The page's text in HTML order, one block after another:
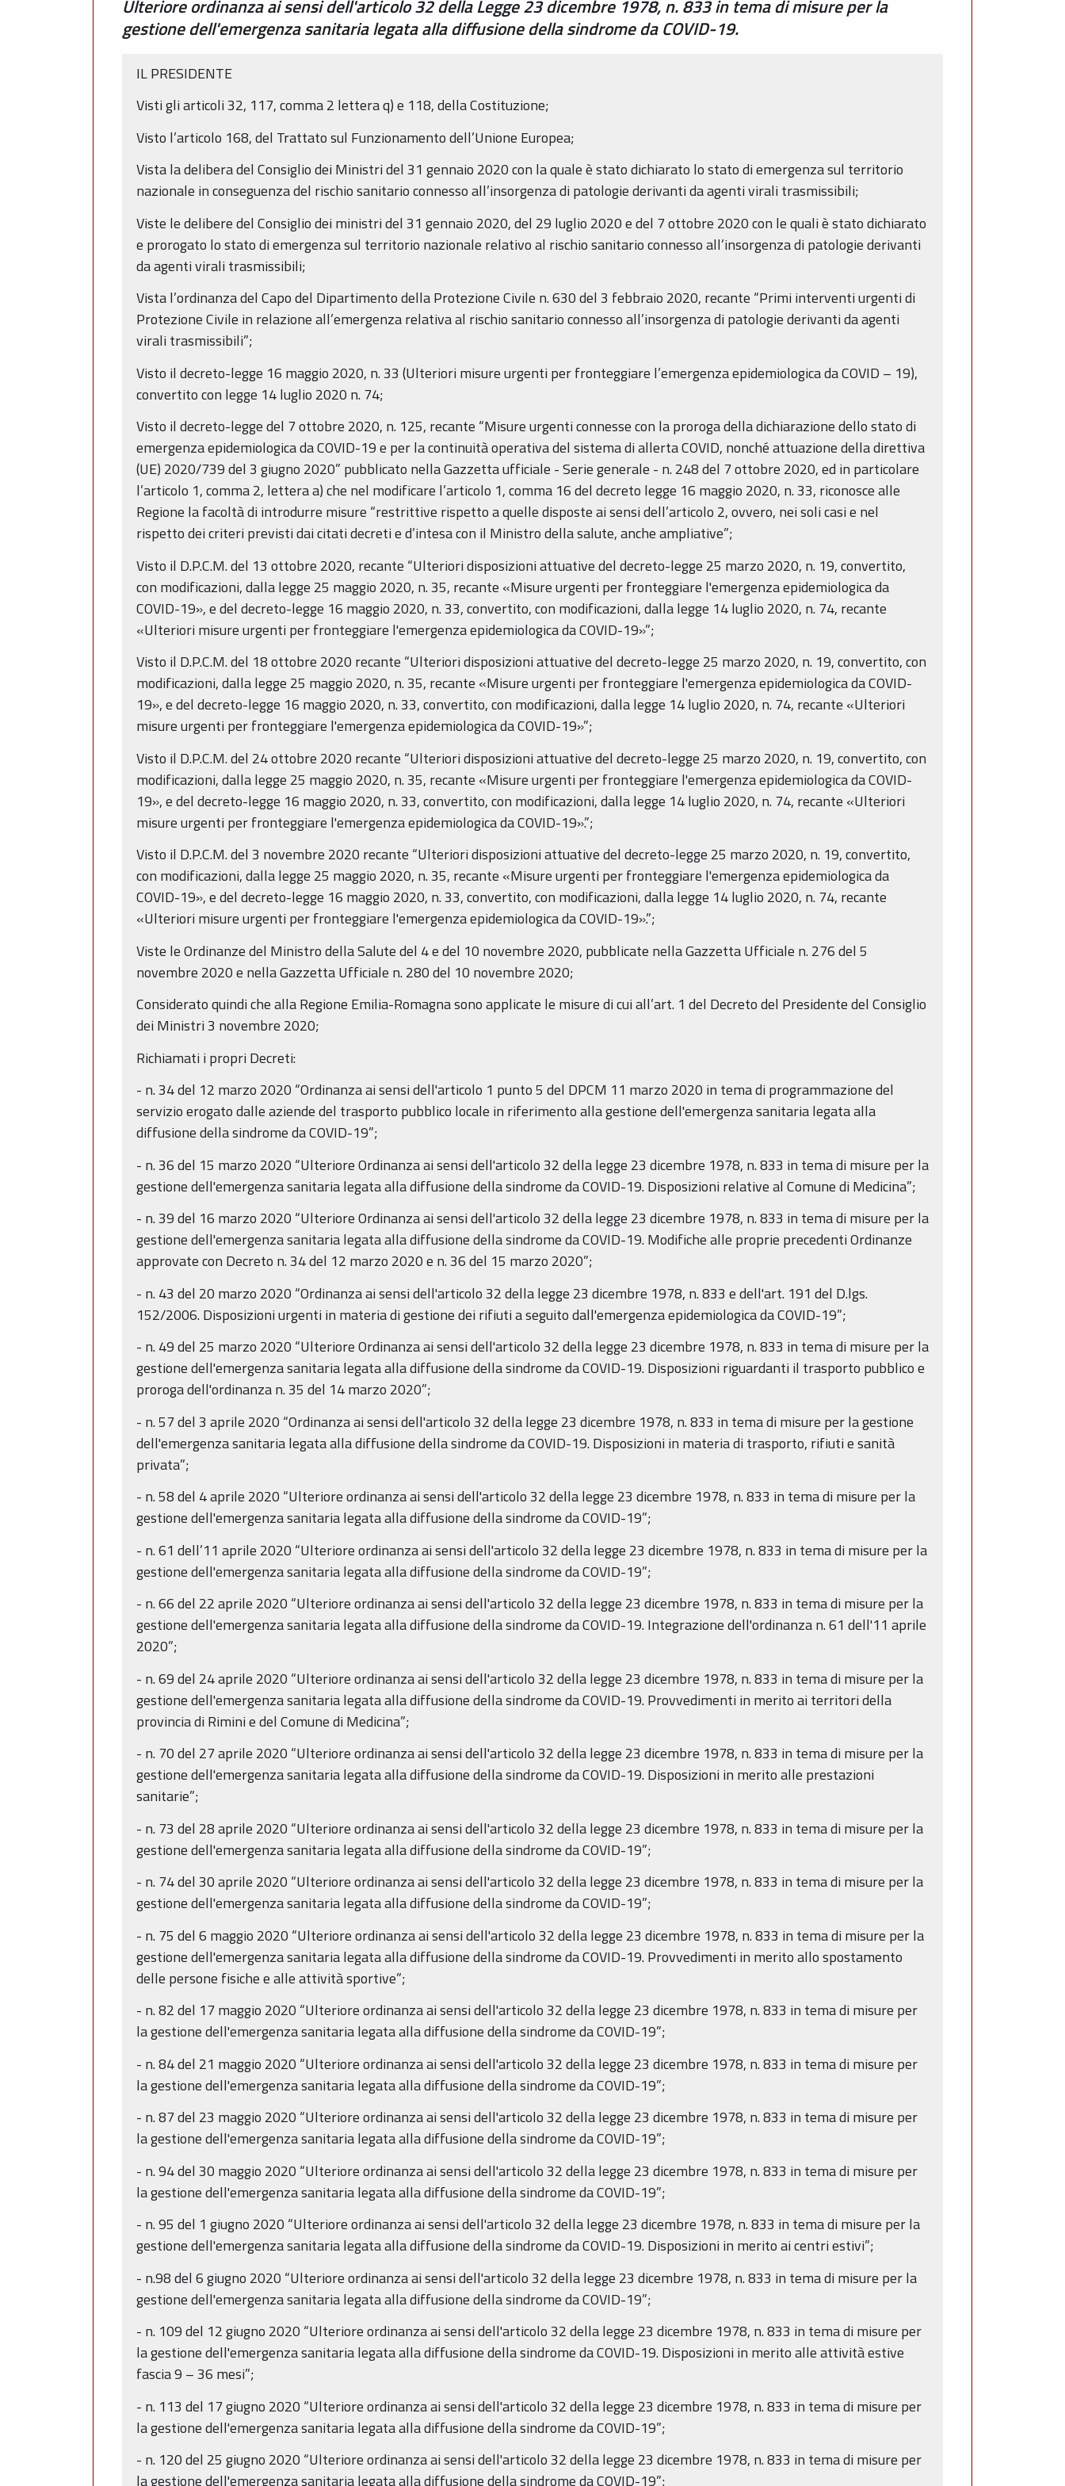
Ulteriore ordinanza ai sensi dell'articolo 32 della Legge 23 dicembre 1978, n. 833 in tema di misure per la
gestione dell'emergenza sanitaria legata alla diffusione della sindrome da COVID-19.
IL PRESIDENTE
Visti gli articoli 32, 117, comma 2 lettera q) e 118, della Costituzione;
Visto l’articolo 168, del Trattato sul Funzionamento dell’Unione Europea;
Vista la delibera del Consiglio dei Ministri del 31 gennaio 2020 con la quale è stato dichiarato lo stato di emergenza sul territorio
nazionale in conseguenza del rischio sanitario connesso all’insorgenza di patologie derivanti da agenti virali trasmissibili;
Viste le delibere del Consiglio dei ministri del 31 gennaio 2020, del 29 luglio 2020 e del 7 ottobre 2020 con le quali è stato dichiarato
e prorogato lo stato di emergenza sul territorio nazionale relativo al rischio sanitario connesso all’insorgenza di patologie derivanti
da agenti virali trasmissibili;
Vista l’ordinanza del Capo del Dipartimento della Protezione Civile n. 630 del 3 febbraio 2020, recante “Primi interventi urgenti di
Protezione Civile in relazione all’emergenza relativa al rischio sanitario connesso all’insorgenza di patologie derivanti da agenti
virali trasmissibili”;
Visto il decreto-legge 16 maggio 2020, n. 33 (Ulteriori misure urgenti per fronteggiare l’emergenza epidemiologica da COVID – 19),
convertito con legge 14 luglio 2020 n. 74;
Visto il decreto-legge del 7 ottobre 2020, n. 125, recante “Misure urgenti connesse con la proroga della dichiarazione dello stato di
emergenza epidemiologica da COVID-19 e per la continuità operativa del sistema di allerta COVID, nonché attuazione della direttiva
(UE) 2020/739 del 3 giugno 2020” pubblicato nella Gazzetta ufficiale - Serie generale - n. 248 del 7 ottobre 2020, ed in particolare
l’articolo 1, comma 2, lettera a) che nel modificare l’articolo 1, comma 16 del decreto legge 16 maggio 2020, n. 33, riconosce alle
Regione la facoltà di introdurre misure “restrittive rispetto a quelle disposte ai sensi dell’articolo 2, ovvero, nei soli casi e nel
rispetto dei criteri previsti dai citati decreti e d’intesa con il Ministro della salute, anche ampliative”;
Visto il D.P.C.M. del 13 ottobre 2020, recante “Ulteriori disposizioni attuative del decreto-legge 25 marzo 2020, n. 19, convertito,
con modificazioni, dalla legge 25 maggio 2020, n. 35, recante «Misure urgenti per fronteggiare l'emergenza epidemiologica da
COVID-19», e del decreto-legge 16 maggio 2020, n. 33, convertito, con modificazioni, dalla legge 14 luglio 2020, n. 74, recante
«Ulteriori misure urgenti per fronteggiare l'emergenza epidemiologica da COVID-19»”;
Visto il D.P.C.M. del 18 ottobre 2020 recante “Ulteriori disposizioni attuative del decreto-legge 25 marzo 2020, n. 19, convertito, con
modificazioni, dalla legge 25 maggio 2020, n. 35, recante «Misure urgenti per fronteggiare l'emergenza epidemiologica da COVID-
19», e del decreto-legge 16 maggio 2020, n. 33, convertito, con modificazioni, dalla legge 14 luglio 2020, n. 74, recante «Ulteriori
misure urgenti per fronteggiare l'emergenza epidemiologica da COVID-19»”;
Visto il D.P.C.M. del 24 ottobre 2020 recante “Ulteriori disposizioni attuative del decreto-legge 25 marzo 2020, n. 19, convertito, con
modificazioni, dalla legge 25 maggio 2020, n. 35, recante «Misure urgenti per fronteggiare l'emergenza epidemiologica da COVID-
19», e del decreto-legge 16 maggio 2020, n. 33, convertito, con modificazioni, dalla legge 14 luglio 2020, n. 74, recante «Ulteriori
misure urgenti per fronteggiare l'emergenza epidemiologica da COVID-19».”;
Visto il D.P.C.M. del 3 novembre 2020 recante “Ulteriori disposizioni attuative del decreto-legge 25 marzo 2020, n. 19, convertito,
con modificazioni, dalla legge 25 maggio 2020, n. 35, recante «Misure urgenti per fronteggiare l'emergenza epidemiologica da
COVID-19», e del decreto-legge 16 maggio 2020, n. 33, convertito, con modificazioni, dalla legge 14 luglio 2020, n. 74, recante
«Ulteriori misure urgenti per fronteggiare l'emergenza epidemiologica da COVID-19».”;
Viste le Ordinanze del Ministro della Salute del 4 e del 10 novembre 2020, pubblicate nella Gazzetta Ufficiale n. 276 del 5
novembre 2020 e nella Gazzetta Ufficiale n. 280 del 10 novembre 2020;
Considerato quindi che alla Regione Emilia-Romagna sono applicate le misure di cui all’art. 1 del Decreto del Presidente del Consiglio
dei Ministri 3 novembre 2020;
Richiamati i propri Decreti:
- n. 34 del 12 marzo 2020 “Ordinanza ai sensi dell'articolo 1 punto 5 del DPCM 11 marzo 2020 in tema di programmazione del
servizio erogato dalle aziende del trasporto pubblico locale in riferimento alla gestione dell'emergenza sanitaria legata alla
diffusione della sindrome da COVID-19”;
- n. 36 del 15 marzo 2020 “Ulteriore Ordinanza ai sensi dell'articolo 32 della legge 23 dicembre 1978, n. 833 in tema di misure per la
gestione dell'emergenza sanitaria legata alla diffusione della sindrome da COVID-19. Disposizioni relative al Comune di Medicina”;
- n. 39 del 16 marzo 2020 “Ulteriore Ordinanza ai sensi dell'articolo 32 della legge 23 dicembre 1978, n. 833 in tema di misure per la
gestione dell'emergenza sanitaria legata alla diffusione della sindrome da COVID-19. Modifiche alle proprie precedenti Ordinanze
approvate con Decreto n. 34 del 12 marzo 2020 e n. 36 del 15 marzo 2020”;
- n. 43 del 20 marzo 2020 “Ordinanza ai sensi dell'articolo 32 della legge 23 dicembre 1978, n. 833 e dell'art. 191 del D.lgs.
152/2006. Disposizioni urgenti in materia di gestione dei rifiuti a seguito dall'emergenza epidemiologica da COVID-19”;
- n. 49 del 25 marzo 2020 “Ulteriore Ordinanza ai sensi dell'articolo 32 della legge 23 dicembre 1978, n. 833 in tema di misure per la
gestione dell'emergenza sanitaria legata alla diffusione della sindrome da COVID-19. Disposizioni riguardanti il trasporto pubblico e
proroga dell'ordinanza n. 35 del 14 marzo 2020”;
- n. 57 del 3 aprile 2020 “Ordinanza ai sensi dell'articolo 32 della legge 23 dicembre 1978, n. 833 in tema di misure per la gestione
dell'emergenza sanitaria legata alla diffusione della sindrome da COVID-19. Disposizioni in materia di trasporto, rifiuti e sanità
privata”;
- n. 58 del 4 aprile 2020 “Ulteriore ordinanza ai sensi dell'articolo 32 della legge 23 dicembre 1978, n. 833 in tema di misure per la
gestione dell'emergenza sanitaria legata alla diffusione della sindrome da COVID-19”;
- n. 61 dell’11 aprile 2020 “Ulteriore ordinanza ai sensi dell'articolo 32 della legge 23 dicembre 1978, n. 833 in tema di misure per la
gestione dell'emergenza sanitaria legata alla diffusione della sindrome da COVID-19”;
- n. 66 del 22 aprile 2020 “Ulteriore ordinanza ai sensi dell'articolo 32 della legge 23 dicembre 1978, n. 833 in tema di misure per la
gestione dell'emergenza sanitaria legata alla diffusione della sindrome da COVID-19. Integrazione dell'ordinanza n. 61 dell'11 aprile
2020”;
- n. 69 del 24 aprile 2020 “Ulteriore ordinanza ai sensi dell'articolo 32 della legge 23 dicembre 1978, n. 833 in tema di misure per la
gestione dell'emergenza sanitaria legata alla diffusione della sindrome da COVID-19. Provvedimenti in merito ai territori della
provincia di Rimini e del Comune di Medicina”;
- n. 70 del 27 aprile 2020 “Ulteriore ordinanza ai sensi dell'articolo 32 della legge 23 dicembre 1978, n. 833 in tema di misure per la
gestione dell'emergenza sanitaria legata alla diffusione della sindrome da COVID-19. Disposizioni in merito alle prestazioni
sanitarie”;
- n. 73 del 28 aprile 2020 “Ulteriore ordinanza ai sensi dell'articolo 32 della legge 23 dicembre 1978, n. 833 in tema di misure per la
gestione dell'emergenza sanitaria legata alla diffusione della sindrome da COVID-19”;
- n. 74 del 30 aprile 2020 “Ulteriore ordinanza ai sensi dell'articolo 32 della legge 23 dicembre 1978, n. 833 in tema di misure per la
gestione dell'emergenza sanitaria legata alla diffusione della sindrome da COVID-19”;
- n. 75 del 6 maggio 2020 “Ulteriore ordinanza ai sensi dell'articolo 32 della legge 23 dicembre 1978, n. 833 in tema di misure per la
gestione dell'emergenza sanitaria legata alla diffusione della sindrome da COVID-19. Provvedimenti in merito allo spostamento
delle persone fisiche e alle attività sportive”;
- n. 82 del 17 maggio 2020 “Ulteriore ordinanza ai sensi dell'articolo 32 della legge 23 dicembre 1978, n. 833 in tema di misure per
la gestione dell'emergenza sanitaria legata alla diffusione della sindrome da COVID-19”;
- n. 84 del 21 maggio 2020 “Ulteriore ordinanza ai sensi dell'articolo 32 della legge 23 dicembre 1978, n. 833 in tema di misure per
la gestione dell'emergenza sanitaria legata alla diffusione della sindrome da COVID-19”;
- n. 87 del 23 maggio 2020 “Ulteriore ordinanza ai sensi dell'articolo 32 della legge 23 dicembre 1978, n. 833 in tema di misure per
la gestione dell'emergenza sanitaria legata alla diffusione della sindrome da COVID-19”;
- n. 94 del 30 maggio 2020 “Ulteriore ordinanza ai sensi dell'articolo 32 della legge 23 dicembre 1978, n. 833 in tema di misure per
la gestione dell'emergenza sanitaria legata alla diffusione della sindrome da COVID-19”;
- n. 95 del 1 giugno 2020 “Ulteriore ordinanza ai sensi dell'articolo 32 della legge 23 dicembre 1978, n. 833 in tema di misure per la
gestione dell'emergenza sanitaria legata alla diffusione della sindrome da COVID-19. Disposizioni in merito ai centri estivi”;
- n.98 del 6 giugno 2020 “Ulteriore ordinanza ai sensi dell'articolo 32 della legge 23 dicembre 1978, n. 833 in tema di misure per la
gestione dell'emergenza sanitaria legata alla diffusione della sindrome da COVID-19”;
- n. 109 del 12 giugno 2020 “Ulteriore ordinanza ai sensi dell'articolo 32 della legge 23 dicembre 1978, n. 833 in tema di misure per
la gestione dell'emergenza sanitaria legata alla diffusione della sindrome da COVID-19. Disposizioni in merito alle attività estive
fascia 9 – 36 mesi”;
- n. 113 del 17 giugno 2020 “Ulteriore ordinanza ai sensi dell'articolo 32 della legge 23 dicembre 1978, n. 833 in tema di misure per
la gestione dell'emergenza sanitaria legata alla diffusione della sindrome da COVID-19”;
- n. 120 del 25 giugno 2020 “Ulteriore ordinanza ai sensi dell'articolo 32 della legge 23 dicembre 1978, n. 833 in tema di misure per
la gestione dell'emergenza sanitaria legata alla diffusione della sindrome da COVID-19”;